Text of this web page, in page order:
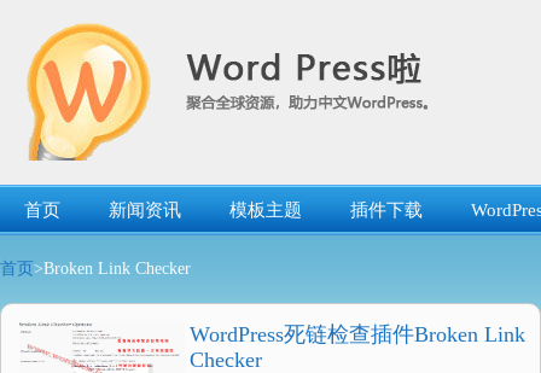
首页 新闻资讯 模板主题 插件下载
首页 >Broken Link Checker
WordPress死链检查插件Broken Link
Checker